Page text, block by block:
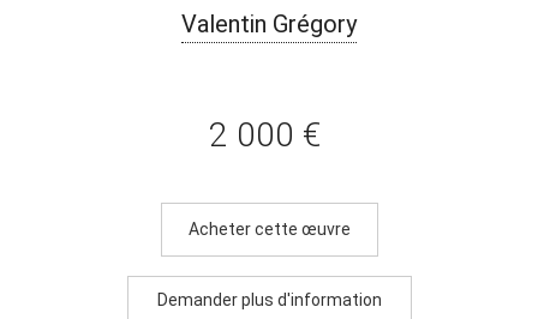
Valentin Grégory
2 000 €
Acheter cette œuvre
Demander plus d'information